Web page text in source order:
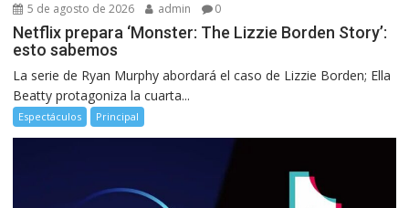
5 de agosto de 2026 admin 0
Netflix prepara ‘Monster: The Lizzie Borden Story’:
esto sabemos
La serie de Ryan Murphy abordará el caso de Lizzie Borden; Ella
Beatty protagoniza la cuarta...
Espectáculos Principal